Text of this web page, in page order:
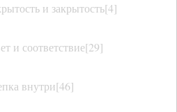
и закрытость[4]
и соответствие[29]
внутри[46]